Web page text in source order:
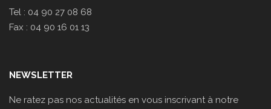
Tel : 04 90 27 08 68
Fax : 04 90 16 01 13
NEWSLETTER
Ne ratez pas nos actualités en vous inscrivant à notre